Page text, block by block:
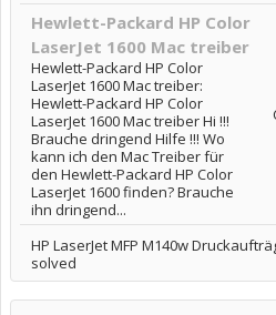
Hewlett-Packard HP Color
LaserJet 1600 Mac treiber
Hewlett-Packard HP Color
LaserJet 1600 Mac treiber:
Hewlett-Packard HP Color
LaserJet 1600 Mac treiber Hi !!!
Brauche dringend Hilfe !!! Wo
kann ich den Mac Treiber für
den Hewlett-Packard HP Color
LaserJet 1600 finden? Brauche
ihn dringend...
HP LaserJet MFP M140w
solved